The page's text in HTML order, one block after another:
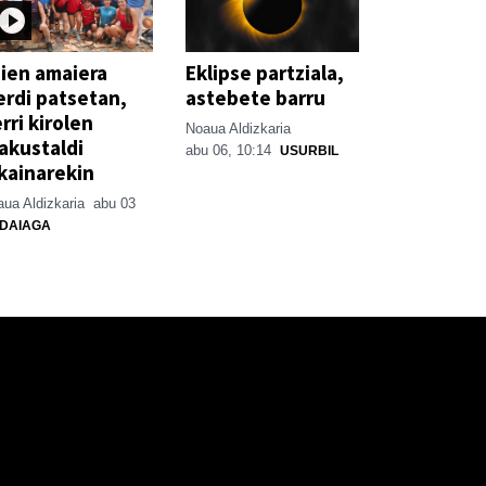
amaiera
patsetan,
kirolen
Aldizkaria abu 03
Eklipse partziala,
astebete barru
Noaua Aldizkaria
abu 06, 10:14 USURBIL